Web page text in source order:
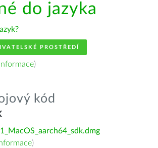
do jazyka
PROSTŘEDÍ
Informace)
kód
)